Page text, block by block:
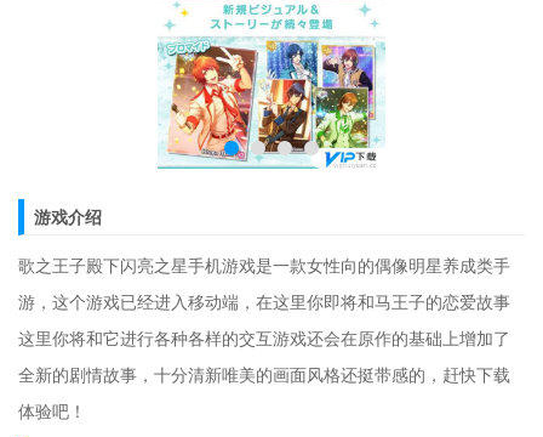
游戏介绍
歌之王子殿下闪亮之星手机游戏是一款女性向的偶像明星养成类手
游，这个游戏已经进入移动端，在这里你即将和马王子的恋爱故事
这里你将和它进行各种各样的交互游戏还会在原作的基础上增加了
全新的剧情故事，十分清新唯美的画面风格还挺带感的，赶快下载
体验吧！